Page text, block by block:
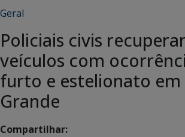
Geral
Policiais civis
veículos com
furto e estelionato em
Grande
Compartilhar: